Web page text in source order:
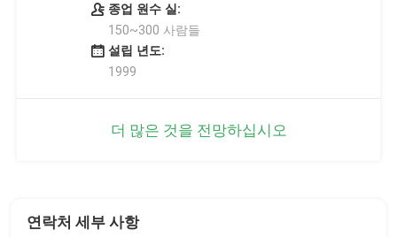
종업 원수 실:
150~300 사람들
설립 년도:
1999
더 많은 것을 전망하십시오
연락처 세부 사항